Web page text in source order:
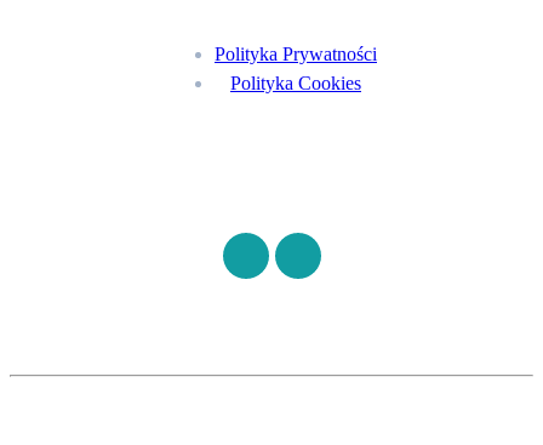
Polityka Prywatności
Polityka Cookies